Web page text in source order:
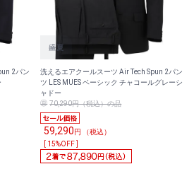
2パン
洗えるエアクールスーツ Air Tech Spun 2パン
ツ LES MUES ベーシック チャコールグレーシ
ャドー
70,290円（税込）の品
59,290円 （税込）
[ 15%OFF ]